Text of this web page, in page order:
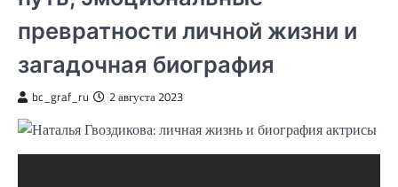
превратности личной жизни и
загадочная биография
bc_graf_ru 2 августа 2023